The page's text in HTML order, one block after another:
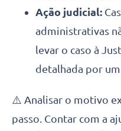
Ação judicial:
administrativas
levar o caso à
detalhada por
⚠️ Analisar o motivo
passo. Contar com a